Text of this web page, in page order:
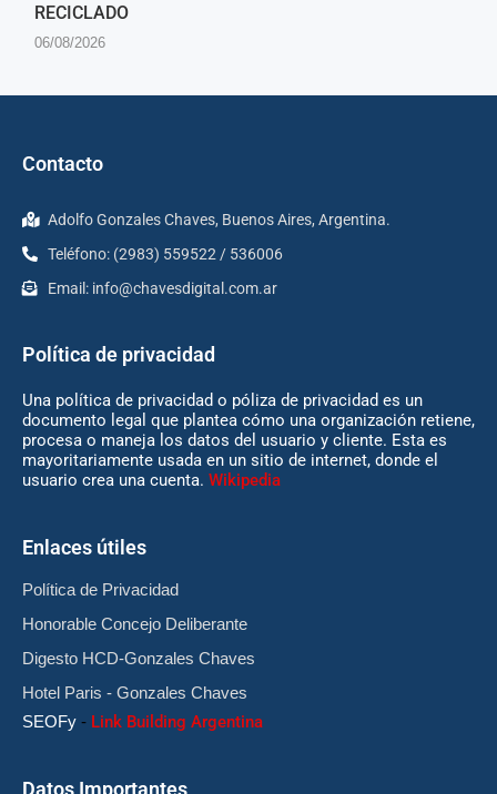
RECICLADO
06/08/2026
Contacto
Adolfo Gonzales Chaves, Buenos Aires, Argentina.
Teléfono: (2983) 559522 / 536006
Email: info@chavesdigital.com.ar
Política de privacidad
Una política de privacidad o póliza de privacidad es un
documento legal que plantea cómo una organización retiene,
procesa o maneja los datos del usuario y cliente. Esta es
mayoritariamente usada en un sitio de internet, donde el
usuario crea una cuenta. Wikipedia
Enlaces útiles
Política de Privacidad
Honorable Concejo Deliberante
Digesto HCD-Gonzales Chaves
Hotel Paris - Gonzales Chaves
SEOFy - Link Building Argentina
Datos Importantes